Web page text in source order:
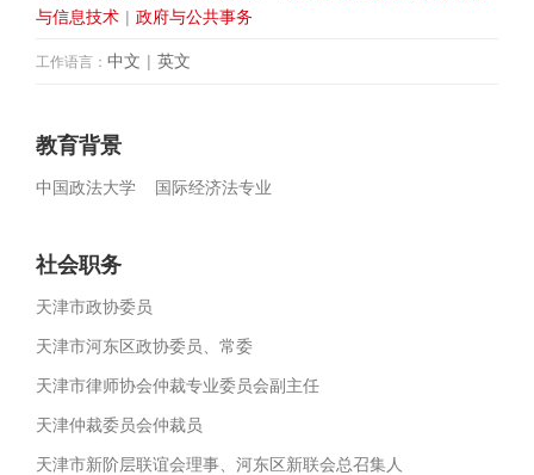
与信息技术 | 政府与公共事务
工作语言： 中文 | 英文
教育背景
中国政法大学 国际经济法专业
社会职务
天津市政协委员
天津市河东区政协委员、常委
天津市律师协会仲裁专业委员会副主任
天津仲裁委员会仲裁员
天津市新阶层联谊会理事、河东区新联会总召集人